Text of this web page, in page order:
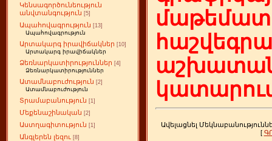
Կենսագործունեություն
անվտանգություն [5]
Ապահովագրություն [13]
Ապահովագրություն
Արտակարգ իրավիճակներ [10]
Արտակարգ իրավիճակներ
Ձեռնարկատիրություններ [4]
Ձեռնարկատիրություններ
Ատամնաբուժություն [2]
Ատամնաբուժություն
Տրամաբանություն [1]
Մեքենաշինական [2]
Աստղագիտություն [1]
Անգլերեն լեզու [8]
Ավելացնել
[